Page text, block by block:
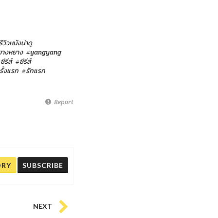
วิวหนังน่าดู
งหยาง #yangyang
รีส์ #ซีรีส์
งแรก #รักแรก
Report
SUBSCRIBE
NEXT